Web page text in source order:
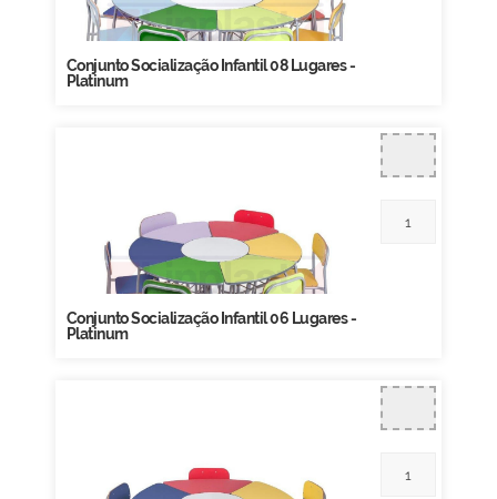
Conjunto Socialização Infantil 08 Lugares -
Platinum
Conjunto Socialização Infantil 06 Lugares -
Platinum